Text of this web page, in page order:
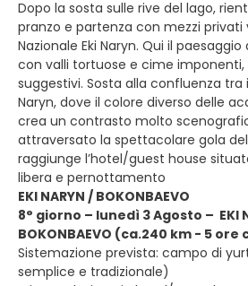
Dopo la sosta sulle rive del lago,
pranzo e partenza con mezzi privati
Nazionale Eki Naryn. Qui il
con valli tortuose e cime
suggestivi. Sosta alla confluenza tra
Naryn, dove il colore diverso delle
crea un contrasto molto
attraversato la spettacolare gola
raggiunge l’hotel/guest house
libera e pernottamento
EKI NARYN / BOKONBAEVO
8° giorno – lunedì 3 Agosto – EKI
BOKONBAEVO (ca.240 km - 5 ore
Sistemazione prevista: campo di
semplice e tradizionale)